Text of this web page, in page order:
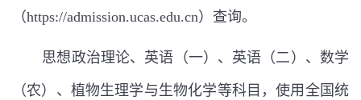
（https://admission.ucas.edu.cn）查询。
思想政治理论、英语（一）、英语（二）、数学
（农）、植物生理学与生物化学等科目，使用全国统